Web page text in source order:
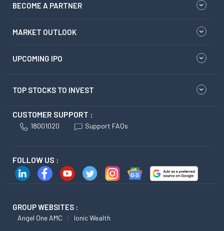
BECOME A PARTNER
MARKET OUTLOOK
UPCOMING IPO
TOP STOCKS TO INVEST
CUSTOMER SUPPORT :
18001020 Support FAQs
FOLLOW US :
GROUP WEBSITES :
Angel One AMC Ionic Wealth